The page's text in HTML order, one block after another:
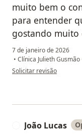
muito bem o
para entender
gostando muito
7 de janeiro de 2026
• Clínica Julieth Gusmão
na opinião do utilizador
Solicitar revisão
João Lucas